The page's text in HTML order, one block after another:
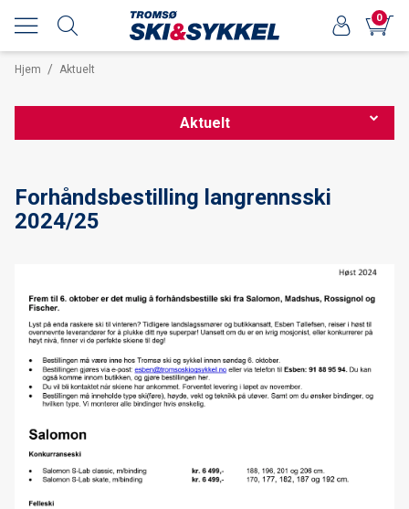
0
Hjem / Aktuelt
Aktuelt
Forhåndsbestilling av langrennsski 25/26
OPPDATERT Smøretips Reistadløpet 2025
Smøretips Reistadløpet 2025
Ekspedisjoner og turinspirasjon med Kristin Harila hos Tromsø
ski & sykkel
Filmvisning med Nikolai Schirmer
NYE Trek Rail+ er her
Forhåndsbestilling langrennsski
2024/25